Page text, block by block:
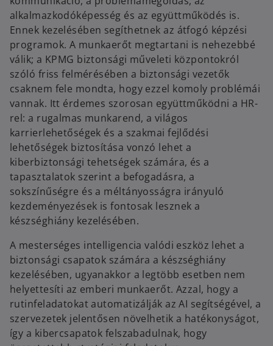
alkalmazkodóképesség és az együttműködés is.
Ennek kezelésében segíthetnek az átfogó képzési
programok. A munkaerőt megtartani is nehezebbé
válik; a KPMG biztonsági műveleti központokról
szóló friss felmérésében a biztonsági vezetők
csaknem fele mondta, hogy ezzel komoly problémái
vannak. Itt érdemes szorosan együttműködni a HR-
rel: a rugalmas munkarend, a világos
karrierlehetőségek és a szakmai fejlődési
lehetőségek biztosítása vonzó lehet a
kiberbiztonsági tehetségek számára, és a
tapasztalatok szerint a befogadásra, a
sokszínűségre és a méltányosságra irányuló
kezdeményezések is fontosak lesznek a
készséghiány kezelésében.
A mesterséges intelligencia valódi eszköz lehet a
biztonsági csapatok számára a készséghiány
kezelésében, ugyanakkor a legtöbb esetben nem
helyettesíti az emberi munkaerőt. Azzal, hogy a
rutinfeladatokat automatizálják az AI segítségével, a
szervezetek jelentősen növelhetik a hatékonyságot,
így a kibercsapatok felszabadulnak, hogy